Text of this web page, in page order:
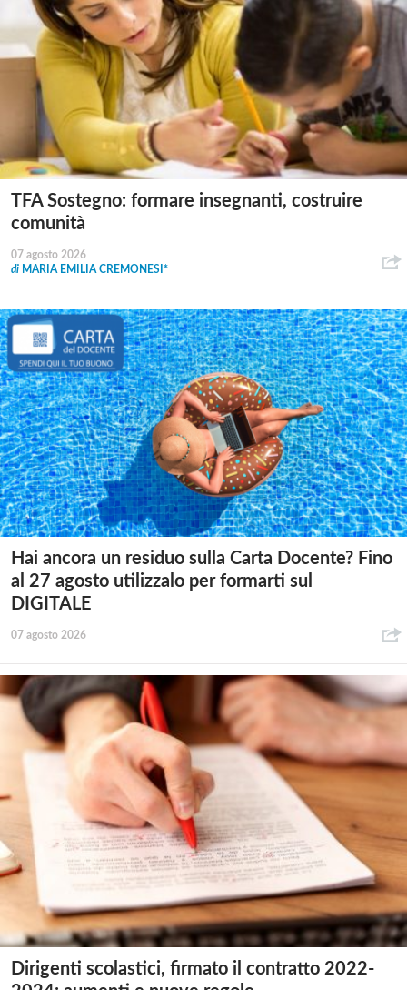
TFA Sostegno: formare insegnanti, costruire
comunità
07 agosto 2026
di MARIA EMILIA CREMONESI*
Hai ancora un residuo sulla Carta Docente? Fino
al 27 agosto utilizzalo per formarti sul
DIGITALE
07 agosto 2026
Dirigenti scolastici, firmato il contratto 2022-